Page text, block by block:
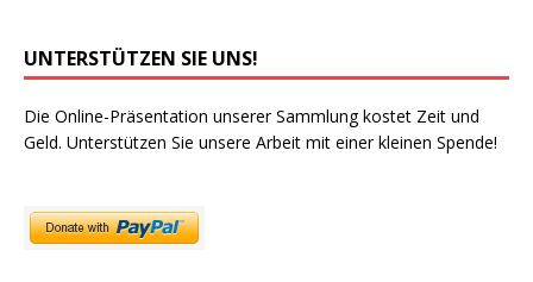
UNTERSTÜTZEN SIE UNS!
Die Online-Präsentation unserer Sammlung kostet Zeit und
Geld. Unterstützen Sie unsere Arbeit mit einer kleinen Spende!